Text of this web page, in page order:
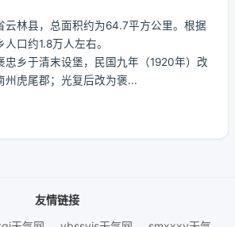
云林县，总面积约为64.7平方公里。根据
口约1.8万人左右。
忠乡于清末设堡，民国九年（1920年）改
州虎尾郡；光复后改为褒...
友情链接